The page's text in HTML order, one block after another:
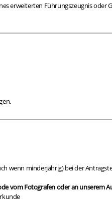
erweiterten Führungszeugnis oder
wenn minderjährig) bei der
vom Fotografen oder an unserem